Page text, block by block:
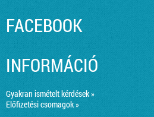
FACEBOOK
INFORMÁCIÓ
Gyakran ismételt kérdések »
Előfizetési csomagok »